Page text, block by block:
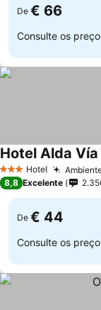
De € 66
Consulte os
3 EstrelasHotel
Hotel Alda Vía
8,8 Excelente
De € 44
Consulte os